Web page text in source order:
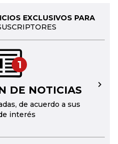
EXCLUSIVOS PARA
1
DE NOTICIAS
de acuerdo a sus
interés
→